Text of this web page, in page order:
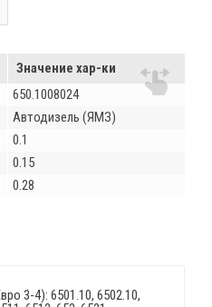
Значение хар-ки
650.1008024
Автодизель (ЯМЗ)
0.1
0.15
0.28
3-4): 6501.10, 6502.10,